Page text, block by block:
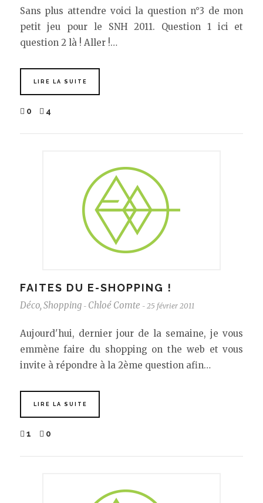
Sans plus attendre voici la question n°3 de mon
petit jeu pour le SNH 2011. Question 1 ici et
question 2 là ! Aller !…
LIRE LA SUITE
0 4
FAITES DU E-SHOPPING !
Déco, Shopping - Chloé Comte - 25 février 2011
Aujourd'hui, dernier jour de la semaine, je vous
emmène faire du shopping on the web et vous
invite à répondre à la 2ème question afin…
LIRE LA SUITE
1 0